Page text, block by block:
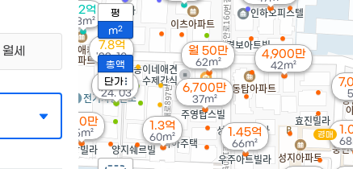
경매
500만
35m²
4,900만
42m²
1.3억
60m² 1.45억
66m²
월 50만
62m²
2.7억
'24. 03 6,700만
37m²
7.8억
'22. 10
3.2억
83m²
평
m2
총액
단가
월세